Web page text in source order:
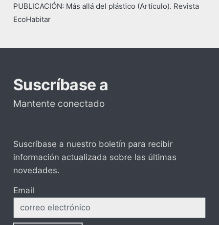
PUBLICACIÓN: Más allá del plástico (Artículo). Revista
EcoHabitar
Suscríbase a
Mantente conectado
Suscríbase a nuestro boletín para recibir
información actualizada sobre las últimas
novedades.
Email